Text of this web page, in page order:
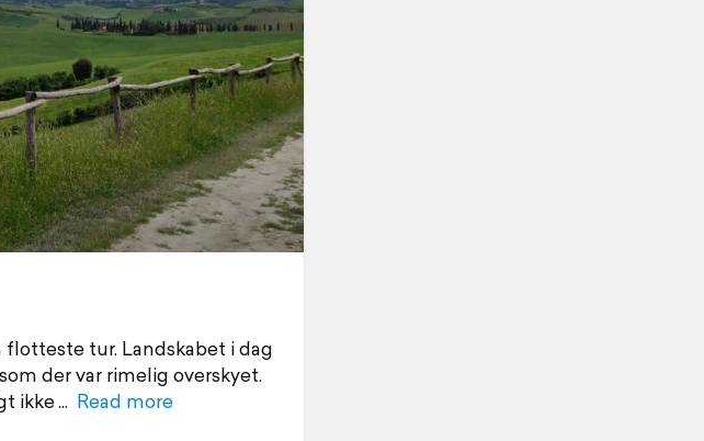
tur. Landskabet i dag
der var rimelig overskyet.
ikke
Read more